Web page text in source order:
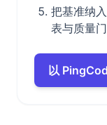
把基准纳
表与质量门
以